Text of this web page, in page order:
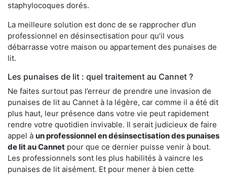
staphylocoques dorés.
La meilleure solution est donc de se rapprocher d’un
professionnel en désinsectisation pour qu’il vous
débarrasse votre maison ou appartement des punaises de
lit.
Les punaises de lit : quel traitement au Cannet ?
Ne faites surtout pas l’erreur de prendre une invasion de
punaises de lit au Cannet à la légère, car comme il a été dit
plus haut, leur présence dans votre vie peut rapidement
rendre votre quotidien invivable. Il serait judicieux de faire
appel à un professionnel en désinsectisation des punaises
de lit au Cannet pour que ce dernier puisse venir à bout.
Les professionnels sont les plus habilités à vaincre les
punaises de lit aisément. Et pour mener à bien cette